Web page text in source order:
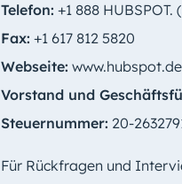
Telefon: +1 888 HUBSPOT.
Fax: +1 617 812 5820
Webseite: www.hubspot.de
Vorstand und
Steuernummer: 20-
Für Rückfragen und